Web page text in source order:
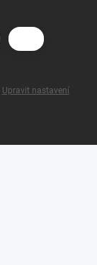
Upravit nastavení